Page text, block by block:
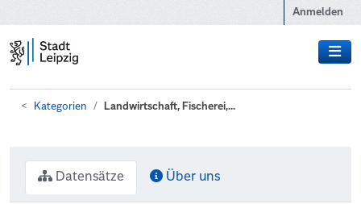
Anmelden
Kategorien Landwirtschaft, Fischerei,...
Datensätze Über uns